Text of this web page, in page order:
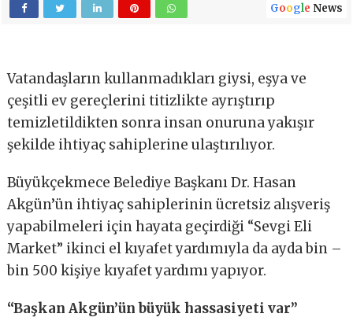
Google News
Vatandaşların kullanmadıkları giysi, eşya ve
çeşitli ev gereçlerini titizlikte ayrıştırıp
temizletildikten sonra insan onuruna yakışır
şekilde ihtiyaç sahiplerine ulaştırılıyor.
Büyükçekmece Belediye Başkanı Dr. Hasan
Akgün’ün ihtiyaç sahiplerinin ücretsiz alışveriş
yapabilmeleri için hayata geçirdiği “Sevgi Eli
Market” ikinci el kıyafet yardımıyla da ayda bin –
bin 500 kişiye kıyafet yardımı yapıyor.
“Başkan Akgün’ün büyük hassasiyeti var”